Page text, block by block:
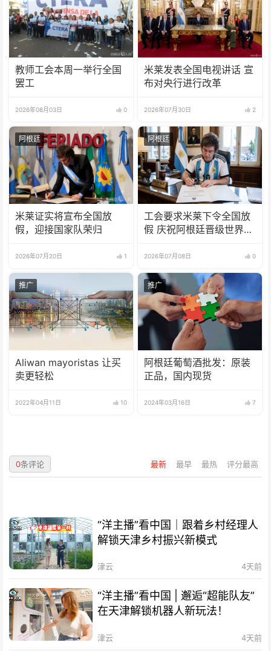
教师工会本周一举行全国
罢工
2026年08月03日 0
米莱发表全国电视讲话 宣
布对央行进行改革
2026年07月30日 2
阿根廷
米莱证实将宣布全国放
假，迎接国家队荣归
2026年07月20日 1
阿根廷
工会要求米莱下令全国放
假 庆祝阿根廷晋级世界杯
2026年07月08日 0
推广
Aliwan mayoristas 让买
卖更轻松
2022年04月11日 10
推广
阿根廷葡萄酒批发：原装
正品，国内现货
2024年03月16日 7
最新 最早 最热 评分最高
0条评论
“洋主播”看中国｜跟着乡村经理人
解锁天津乡村振兴新模式
津云 4天前
“洋主播”看中国 | 邂逅“超能队友”
在天津解锁机器人新玩法！
津云 4天前